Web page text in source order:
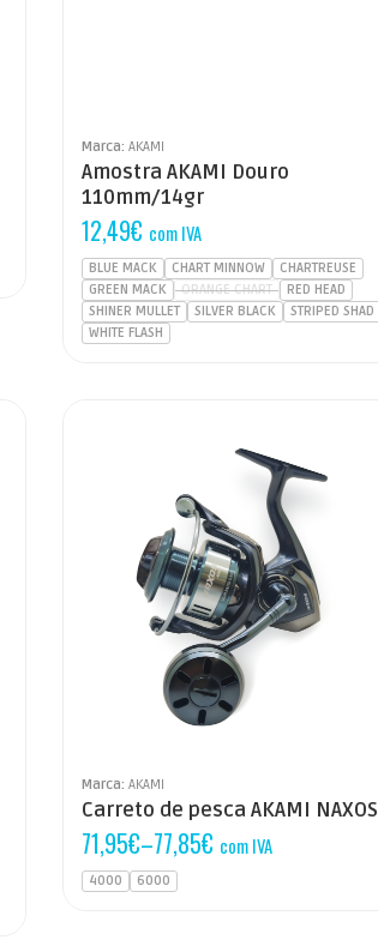
Marca: AKAMI
Amostra AKAMI Douro
110mm/14gr
12,49€ com IVA
BLUE MACK CHART MINNOW
CHARTREUSE
GREEN MACK
ORANGE CHART
RED HEAD
SHINER MULLET
SILVER BLACK
STRIPED SHAD
WHITE FLASH
Marca: AKAMI
Carreto de pesca AKAMI NAXOS
71,95€–77,85€ com IVA
4000 6000